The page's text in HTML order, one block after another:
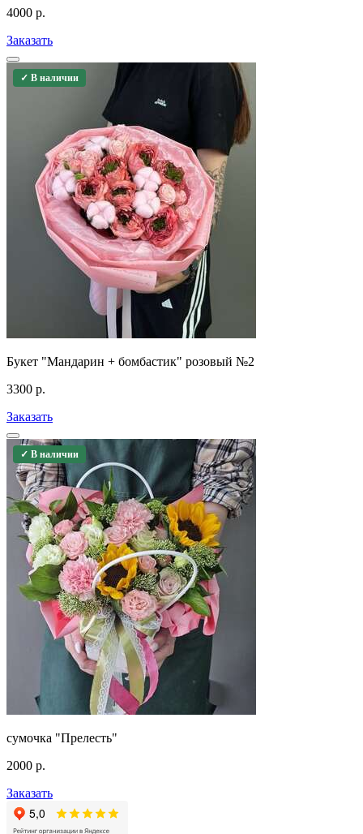
4000 р.
Заказать
✓ В наличии
Букет "Мандарин + бомбастик" розовый №2
3300 р.
Заказать
✓ В наличии
сумочка "Прелесть"
2000 р.
Заказать